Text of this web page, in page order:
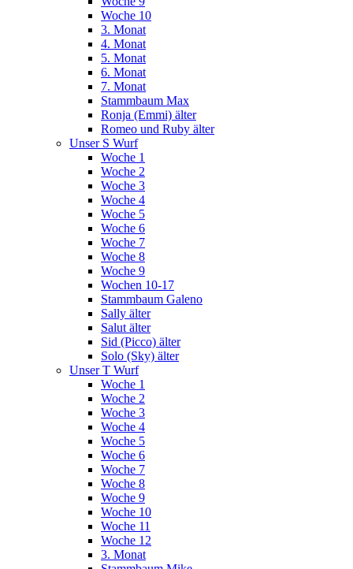
Woche 10
3. Monat
4. Monat
5. Monat
6. Monat
7. Monat
Stammbaum Max
Ronja (Emmi) älter
Romeo und Ruby älter
Unser S Wurf
Woche 1
Woche 2
Woche 3
Woche 4
Woche 5
Woche 6
Woche 7
Woche 8
Woche 9
Wochen 10-17
Stammbaum Galeno
Sally älter
Salut älter
Sid (Picco) älter
Solo (Sky) älter
Unser T Wurf
Woche 1
Woche 2
Woche 3
Woche 4
Woche 5
Woche 6
Woche 7
Woche 8
Woche 9
Woche 10
Woche 11
Woche 12
3. Monat